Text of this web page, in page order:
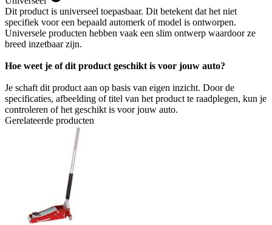
Dit product is universeel toepasbaar. Dit betekent dat het niet
specifiek voor een bepaald automerk of model is ontworpen.
Universele producten hebben vaak een slim ontwerp waardoor ze
breed inzetbaar zijn.
Hoe weet je of dit product geschikt is voor jouw auto?
Je schaft dit product aan op basis van eigen inzicht. Door de
specificaties, afbeelding of titel van het product te raadplegen, kun je
controleren of het geschikt is voor jouw auto.
Gerelateerde producten